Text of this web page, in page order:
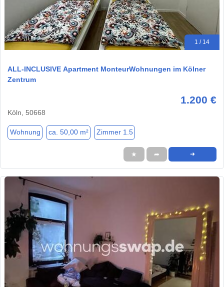
1 / 14
ALL-INCLUSIVE Apartment MonteurWohnungen im Kölner
Zentrum
1.200 €
Köln, 50668
Wohnung ca. 50,00 m² Zimmer 1.5
★ ➦ ➜